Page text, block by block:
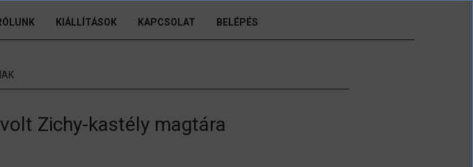
KIÁLLÍTÁSOK KAPCSOLAT BELÉPÉS
Zichy-kastély magtára